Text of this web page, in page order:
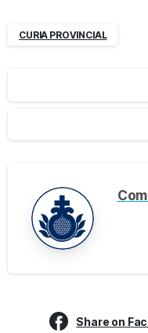
CURIA PROVINCIAL
Share on